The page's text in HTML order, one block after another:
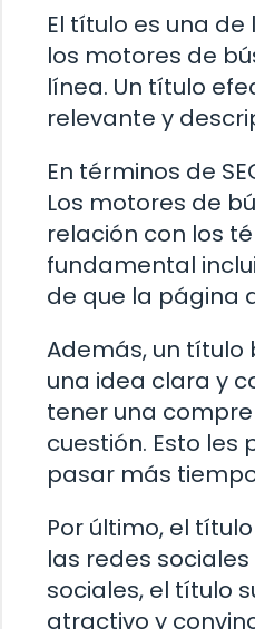
El título es una
los motores de
línea. Un título
relevante y
En términos de
Los motores de
relación con los
fundamental
de que la página
Además, un
una idea clara y
tener una
cuestión. Esto
pasar más
Por último, el
las redes
sociales, el título
atractivo y